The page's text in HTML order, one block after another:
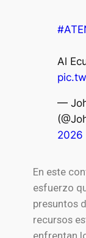
Al
—
2026
En este
esfuerzo
presuntos
recursos